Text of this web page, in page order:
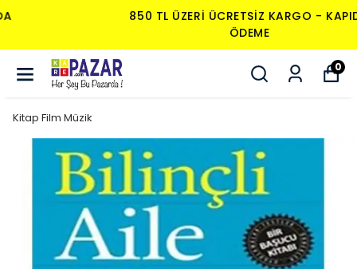
850 TL ÜZERI ÜCRETSIZ KARGO - KAPIDA
0
Kitap Film Müzik